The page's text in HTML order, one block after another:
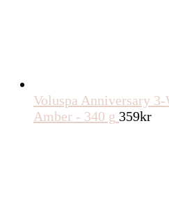
Voluspa Anniversary
Amber - 340 g 359kr